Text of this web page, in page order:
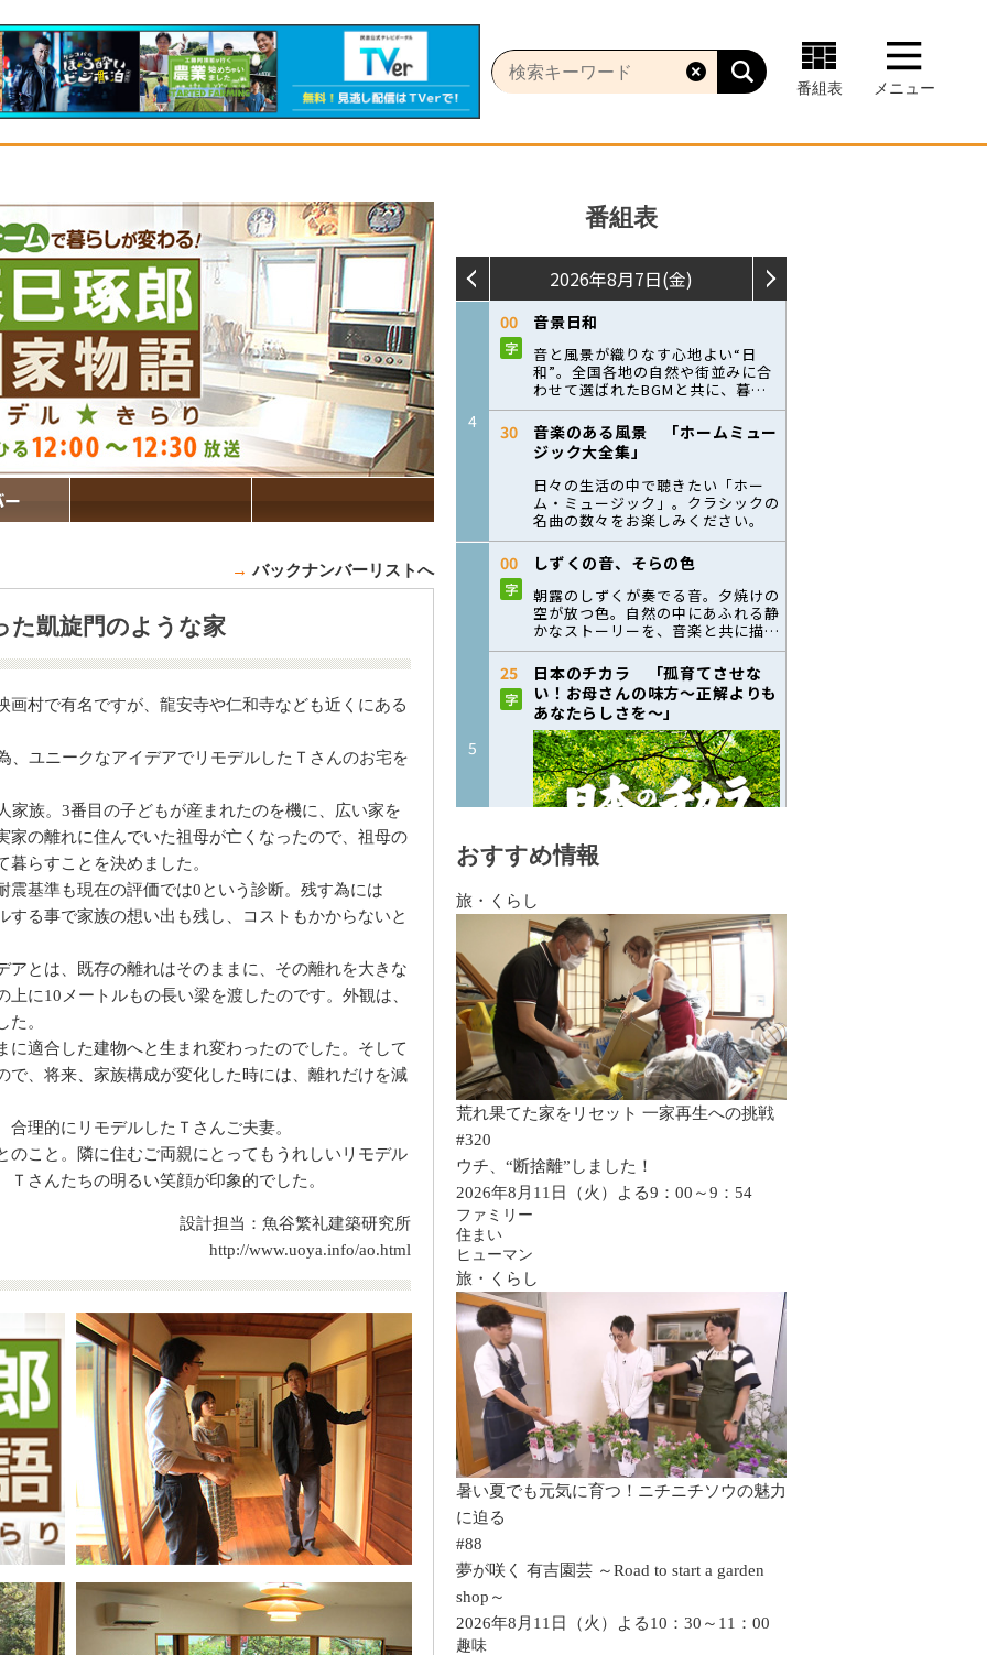
番組表 メニュー
→ バックナンバーリストへ
た凱旋門のような家
画村で有名ですが、龍安寺や仁和寺なども近くにある
、ユニークなアイデアでリモデルしたＴさんのお宅を
家族。3番目の子どもが産まれたのを機に、広い家を
家の離れに住んでいた祖母が亡くなったので、祖母の
らすことを決めました。
震基準も現在の評価では0という診断。残す為には
する事で家族の想い出も残し、コストもかからないと
アとは、既存の離れはそのままに、その離れを大きな
に10メートルもの長い梁を渡したのです。外観は、
。
に適合した建物へと生まれ変わったのでした。そして
で、将来、家族構成が変化した時には、離れだけを減
理的にリモデルしたＴさんご夫妻。
のこと。隣に住むご両親にとってもうれしいリモデル
さんたちの明るい笑顔が印象的でした。
設計担当：魚谷繁礼建築研究所
http://www.uoya.info/ao.html
番組表
おすすめ情報
旅・くらし
荒れ果てた家をリセット 一家再生への挑戦
#320
ウチ、“断捨離”しました！
2026年8月11日（火）よる9：00～9：54
ファミリー
住まい
ヒューマン
旅・くらし
暑い夏でも元気に育つ！ニチニチソウの魅力
に迫る
#88
夢が咲く 有吉園芸 ～Road to start a garden
shop～
2026年8月11日（火）よる10：30～11：00
趣味